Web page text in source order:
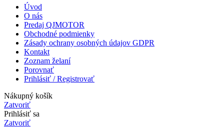
Úvod
O nás
Predaj QJMOTOR
Obchodné podmienky
Zásady ochrany osobných údajov GDPR
Kontakt
Zoznam želaní
Porovnať
Prihlásiť / Registrovať
Nákupný košík
Zatvoriť
Prihlásiť sa
Zatvoriť